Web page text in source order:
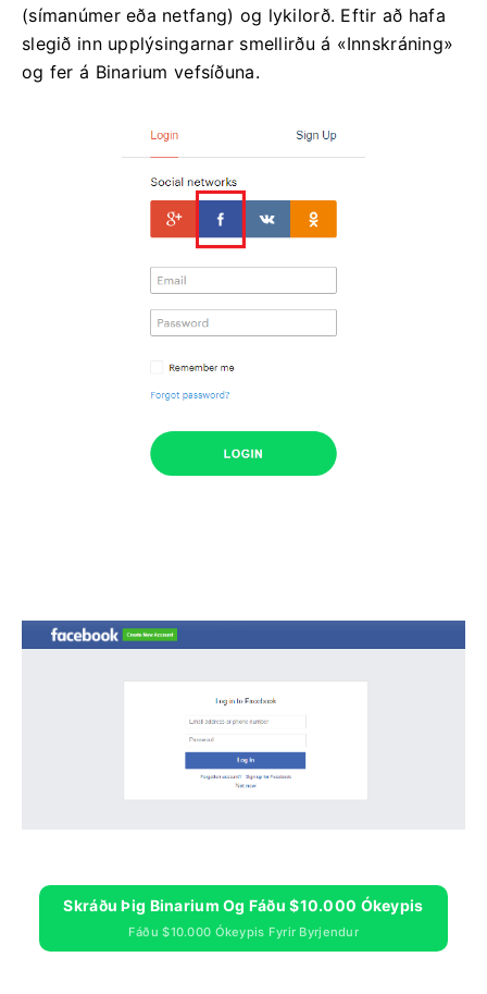
(símanúmer eða netfang) og lykilorð. Eftir að hafa
slegið inn upplýsingarnar smellirðu á «Innskráning»
og fer á Binarium vefsíðuna.
Skráðu Þig Binarium Og Fáðu $10.000 Ókeypis
Fáðu $10.000 Ókeypis Fyrir Byrjendur